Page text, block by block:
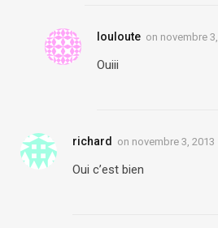
louloute on novembre
Ouiii
richard on novembre 3, 2013
Oui c’est bien